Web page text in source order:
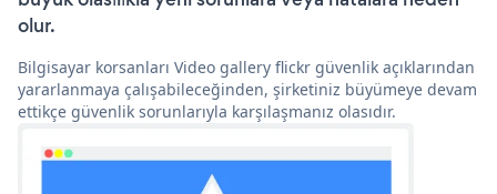
olur.
Bilgisayar korsanları Video gallery flickr güvenlik açıklarından
yararlanmaya çalışabileceğinden, şirketiniz büyümeye devam
ettikçe güvenlik sorunlarıyla karşılaşmanız olasıdır.